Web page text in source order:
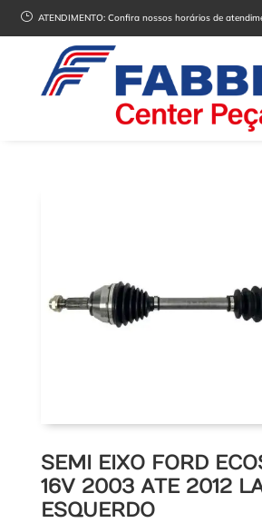
} ATENDIMENTO:Confira nossos horários de
SEMI EIXO FORD
16V 2003 ATE 2012
ESQUERDO